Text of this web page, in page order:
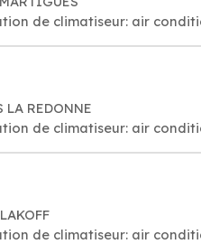
de climatiseur: air
REDONNE
de climatiseur: air
de climatiseur: air